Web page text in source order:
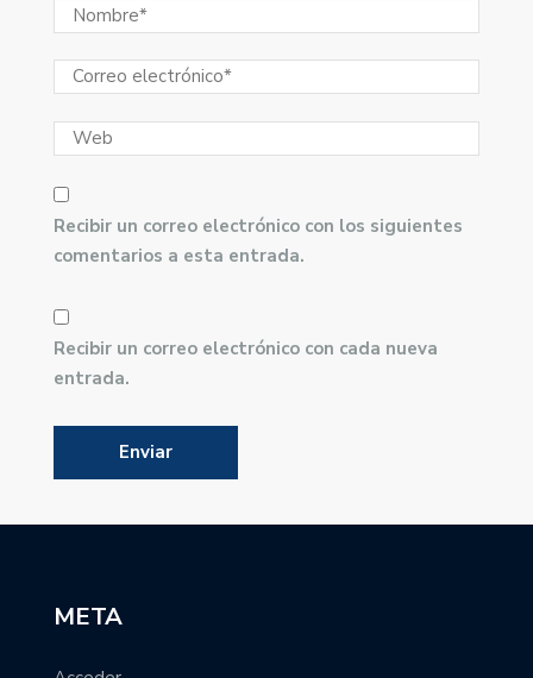
Recibir un correo electrónico con los siguientes
comentarios a esta entrada.
Recibir un correo electrónico con cada nueva
entrada.
META